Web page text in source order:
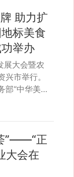
表参加会
助力扩
标美食
举办
展大会暨农
市举行。
部“中华美食
息化部办公
服务消费促
品牌化发
。
”——“正
大会在